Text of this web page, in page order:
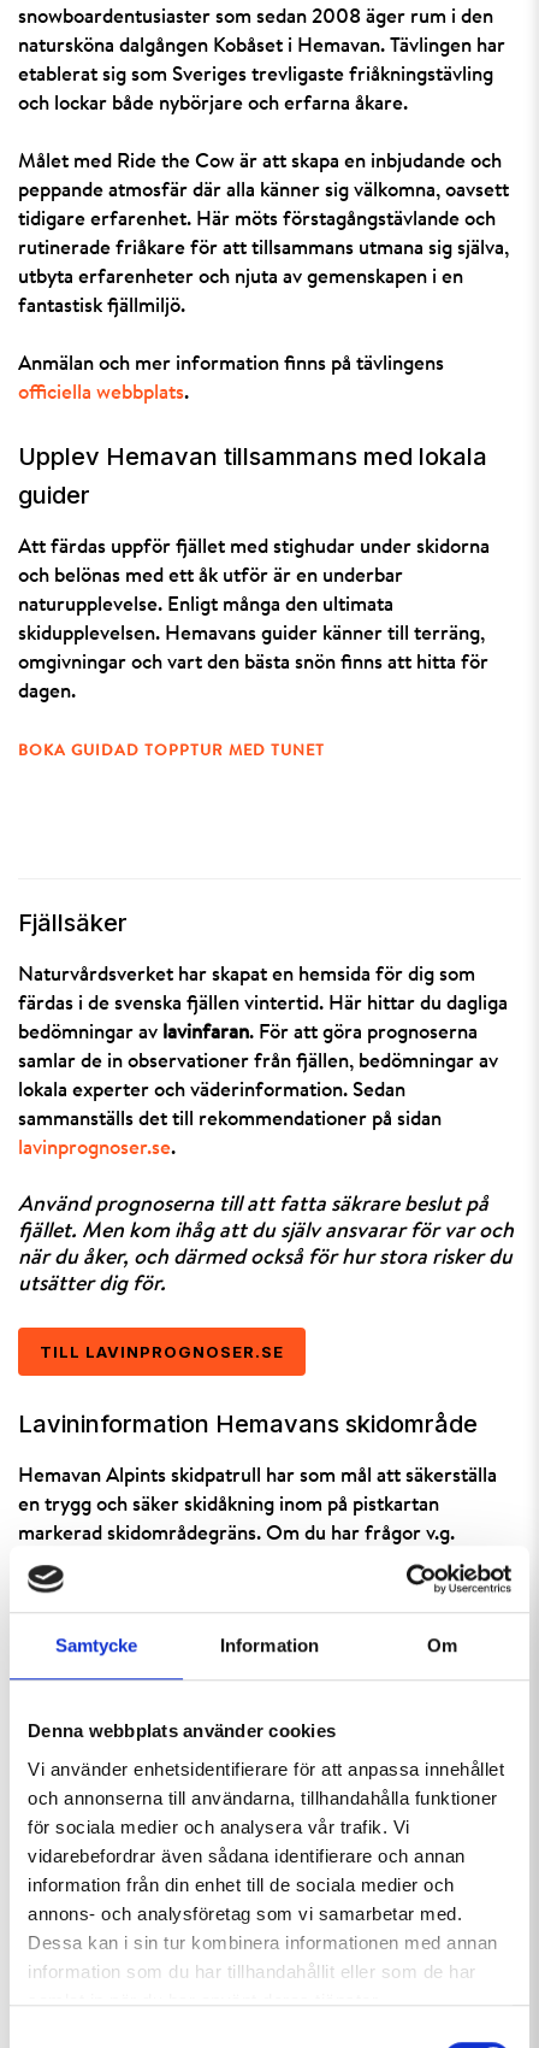
Samtycke Information Om
Denna webbplats använder cookies
Vi använder enhetsidentifierare för att anpassa innehållet
och annonserna till användarna, tillhandahålla funktioner
för sociala medier och analysera vår trafik. Vi
vidarebefordrar även sådana identifierare och annan
information från din enhet till de sociala medier och
annons- och analysföretag som vi samarbetar med.
Dessa kan i sin tur kombinera informationen med annan
information som du har tillhandahållit eller som de har
samlat in när du har använt deras tjänster.
snowboardentusiaster som sedan 2008 äger rum i den
natursköna dalgången Kobåset i Hemavan. Tävlingen har
etablerat sig som Sveriges trevligaste friåkningstävling
och lockar både nybörjare och erfarna åkare.
Målet med Ride the Cow är att skapa en inbjudande och
peppande atmosfär där alla känner sig välkomna, oavsett
tidigare erfarenhet. Här möts förstagångstävlande och
rutinerade friåkare för att tillsammans utmana sig själva,
utbyta erfarenheter och njuta av gemenskapen i en
fantastisk fjällmiljö.
Anmälan och mer information finns på tävlingens
officiella webbplats.
Upplev Hemavan tillsammans med lokala
guider
Att färdas uppför fjället med stighudar under skidorna
och belönas med ett åk utför är en underbar
naturupplevelse. Enligt många den ultimata
skidupplevelsen. Hemavans guider känner till terräng,
omgivningar och vart den bästa snön finns att hitta för
dagen.
BOKA GUIDAD TOPPTUR MED TUNET
Fjällsäker
Naturvårdsverket har skapat en hemsida för dig som
färdas i de svenska fjällen vintertid. Här hittar du dagliga
bedömningar av lavinfaran. För att göra prognoserna
samlar de in observationer från fjällen, bedömningar av
lokala experter och väderinformation. Sedan
sammanställs det till rekommendationer på sidan
lavinprognoser.se.
Använd prognoserna till att fatta säkrare beslut på
fjället. Men kom ihåg att du själv ansvarar för var och
när du åker, och därmed också för hur stora risker du
utsätter dig för.
TILL LAVINPROGNOSER.SE
Lavininformation Hemavans skidområde
Hemavan Alpints skidpatrull har som mål att säkerställa
en trygg och säker skidåkning inom på pistkartan
markerad skidområdegräns. Om du har frågor v.g.
kontakta skidpatrull eller liftvärd för att ta del av daglig
information om vilka åtgärder man genomfört/planerar
I terräng som ligger utanför de områden man når genom
ingen bekämpning. Hemavan Alpint bedriver vid behov
bekämpning av lavinfara i lavinterräng som ligger inom
skidområdesgräns och sker i första hand med
sprängämne.Trots det kan man aldrig helt säkert säga att
dessa sluttningar är säkra att åka i.
OBS! Det är aldrig lavinfara i våra öppna nedfarter och
liftar. Här kan du åka och vara säker på att inte drabbas av
laviner, oavsett lavinfaran i offpistterräng.